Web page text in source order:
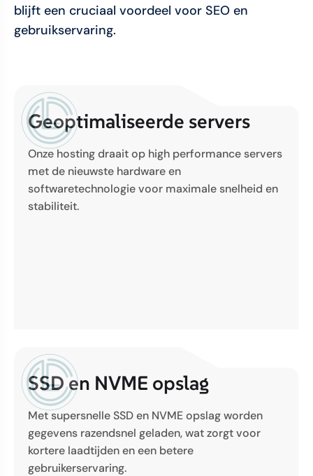
blijft een cruciaal voordeel voor SEO en
gebruikservaring.
Geoptimaliseerde servers
Onze hosting draait op high performance servers
met de nieuwste hardware en
softwaretechnologie voor maximale snelheid en
stabiliteit.
SSD en NVME opslag
Met supersnelle SSD en NVME opslag worden
gegevens razendsnel geladen, wat zorgt voor
kortere laadtijden en een betere
gebruikerservaring.